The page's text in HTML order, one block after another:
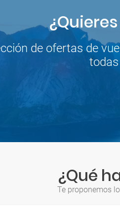
de ofertas de
¿Qué
Te proponemos